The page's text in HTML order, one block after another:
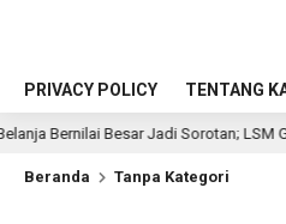
PRIVACY POLICY TENTANG
Jadi Sorotan; LSM GEMPUR
Beranda Tanpa Kategori